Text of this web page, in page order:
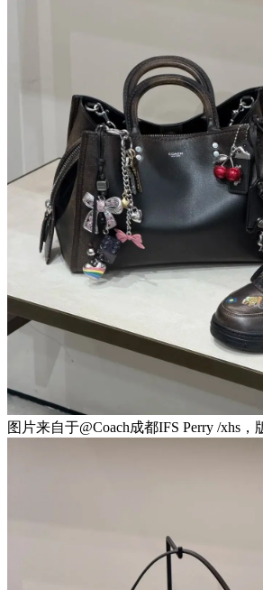
图片来自于@Coach成都IFS Perry /xhs